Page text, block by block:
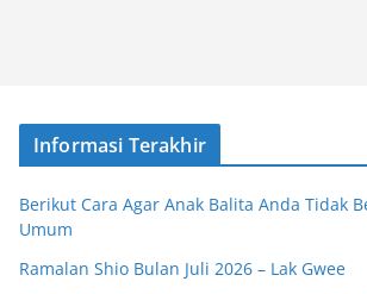
Informasi Terakhir
Berikut Cara Agar Anak Balita Anda Tidak
Umum
Ramalan Shio Bulan Juli 2026 – Lak Gwee